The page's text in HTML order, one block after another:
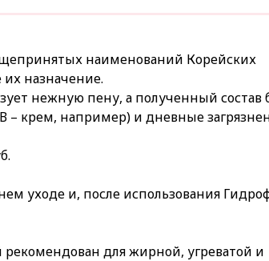
наименований Корейских
их назначение.
нежную пену, а полученный состав
крем, например) и дневные
уходе и, после использования
для жирной, угреватой и